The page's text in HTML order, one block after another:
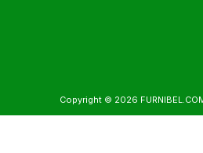
Copyright © 2026